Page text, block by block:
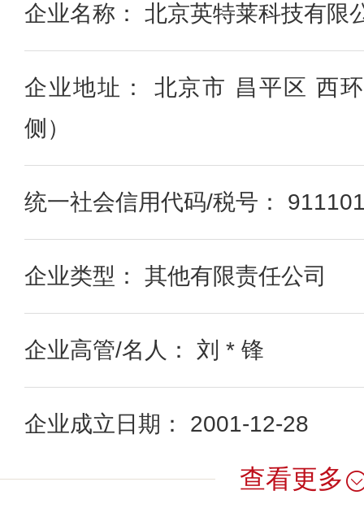
企业名称： 北京英特莱科技有限
企业地址： 北京市 昌平区 西
侧）
统一社会信用代码/税号：
企业类型： 其他有限责任公司
企业高管/名人： 刘 * 锋
企业成立日期： 2001-12-28
查看更多